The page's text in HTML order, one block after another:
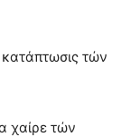
τών
χαίρε τών